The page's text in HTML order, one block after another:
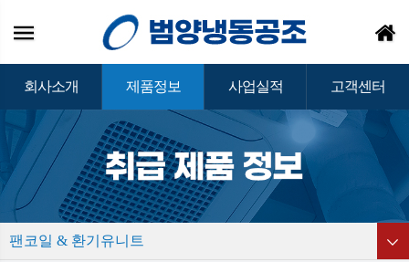
회사소개 제품정보 사업실적 고객센터
팬코일 & 환기유니트